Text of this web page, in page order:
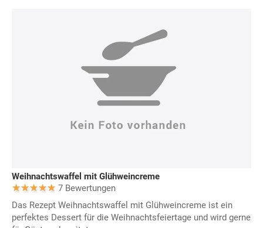
Weihnachtswaffel mit Glühweincreme
7 Bewertungen
Das Rezept Weihnachtswaffel mit Glühweincreme ist ein
perfektes Dessert für die Weihnachtsfeiertage und wird gerne